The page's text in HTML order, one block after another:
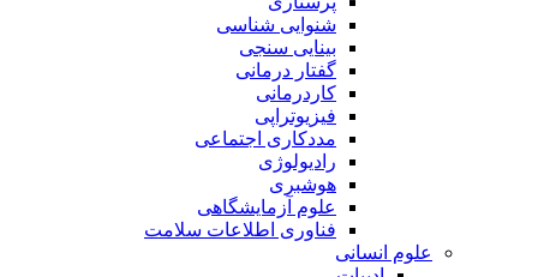
شنوایی شناسی
بینایی سنجی
گفتار درمانی
کاردرمانی
فیزیوتراپی
مددکاری اجتماعی
رادیولوژی
هوشبری
علوم آزمایشگاهی
فناوری اطلاعات سلامت
علوم انسانی